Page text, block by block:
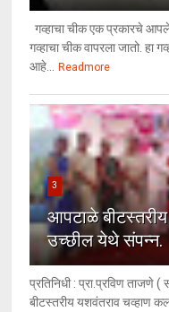
गव्हाचा चीक एक प्रकारचे
गव्हाचा चीक वापरला जातो. हा
आहे... Readmore
3
आपटाळे बीटस्तरीय
उच्छील येथे संपन्न.
प्रतिनिधी : प्रा.प्रविण ताजणे
बीटस्तरीय यशवंतराव चव्हाण